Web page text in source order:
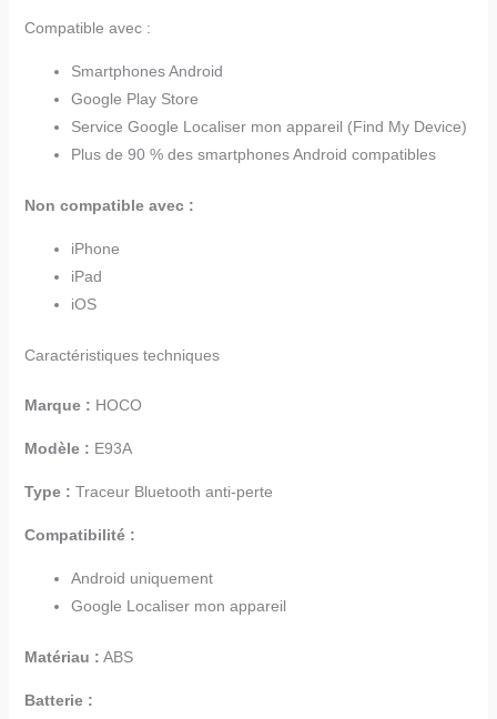
Compatible avec :
Smartphones Android
Google Play Store
Service Google Localiser mon appareil (Find My Device)
Plus de 90 % des smartphones Android compatibles
Non compatible avec :
iPhone
iPad
iOS
Caractéristiques techniques
Marque : HOCO
Modèle : E93A
Type : Traceur Bluetooth anti-perte
Compatibilité :
Android uniquement
Google Localiser mon appareil
Matériau : ABS
Batterie :